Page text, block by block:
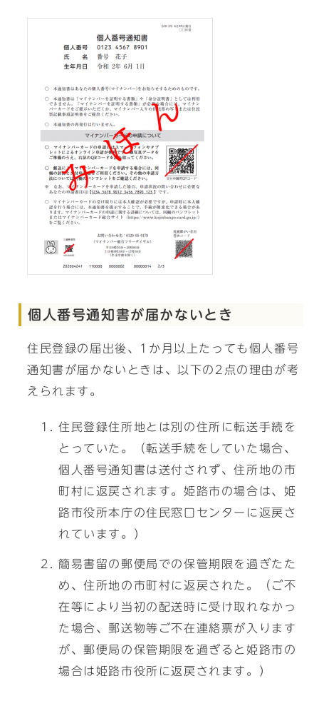
個人番号通知書が届かないとき
住民登録の届出後、1か月以上たっても個人番号
通知書が届かないときは、以下の2点の理由が考
えられます。
住民登録住所地とは別の住所に転送手続を
とっていた。（転送手続をしていた場合、
個人番号通知書は送付されず、住所地の市
町村に返戻されます。姫路市の場合は、姫
路市役所本庁の住民窓口センターに返戻さ
れています。）
簡易書留の郵便局での保管期限を過ぎたた
め、住所地の市町村に返戻された。（ご不
在等により当初の配送時に受け取れなかっ
た場合、郵送物等ご不在連絡票が入ります
が、郵便局の保管期限を過ぎると姫路市の
場合は姫路市役所に返戻されます。）